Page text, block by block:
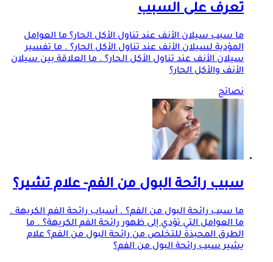
تعرف على السبب
ما سبب سيلان الأنف عند تناول الأكل الحار؟ ما العوامل
المؤدية لسيلان الأنف عند تناول الأكل الحار؟ . ما تفسير
سيلان الأنف عند تناول الأكل الحار؟ . ما العلاقة بين سيلان
الأنف والأكل الحار؟
نصائح
سبب رائحة البول من الفم- علام تشير؟
ما سبب رائحة البول من الفم؟ . أسباب رائحة الفم الكريهة .
ما العوامل التي تؤدي إلى ظهور رائحة الفم الكريهة؟ . ما
الطرق المحبذة للتخلص من رائحة البول من الفم؟ علام
يشير سبب رائحة البول من الفم؟